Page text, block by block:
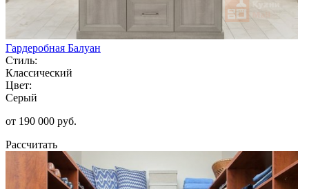
Гардеробная Балуан
Стиль:
Классический
Цвет:
Серый
от 190 000 руб.
Рассчитать